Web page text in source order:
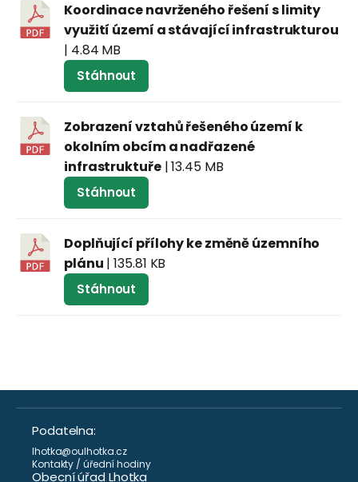
Koordinace navrženého řešení s limity
využití území a stávající infrastrukturou
| 4.84 MB
Stáhnout
Zobrazení vztahů řešeného území k
okolním obcím a nadřazené
infrastruktuře| 13.45 MB
Stáhnout
Doplňující přílohy ke změně územního
plánu | 135.81 KB
Stáhnout
Podatelna:
lhotka@oulhotka.cz
Kontakty / úřední hodiny
Obecní úřad Lhotka